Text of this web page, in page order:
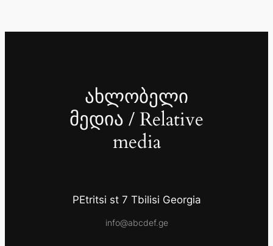
ახლობელი
მედია / Relative
media
PEtritsi st 7 Tbilisi Georgia
info@abcdef.ge